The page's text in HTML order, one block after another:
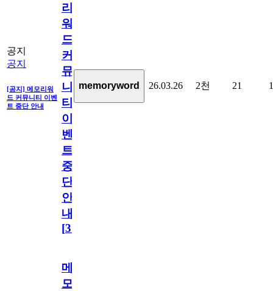
공지
공지
[공지] 메모리워
드 커뮤니티 이벤
트 중단 안내
리
워
드
커
뮤
니
티
이
벤
트
중
단
안
내
[31
memoryword 26.03.26 2천 21 1
메
모